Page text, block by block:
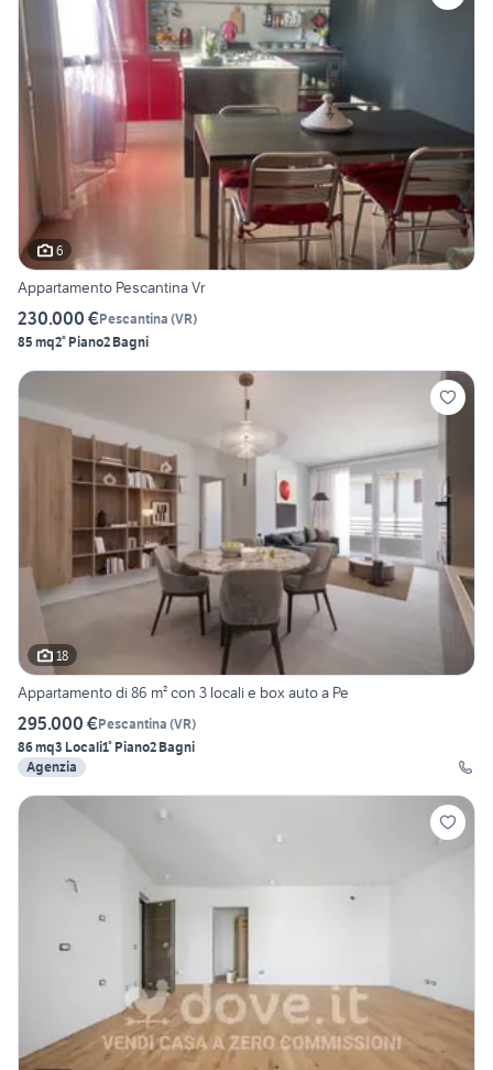
6
Appartamento Pescantina Vr
230.000 €Pescantina (VR)
85 mq2° Piano2 Bagni
18
Appartamento di 86 m² con 3 locali e box auto a Pe
295.000 €Pescantina (VR)
86 mq3 Locali1° Piano2 Bagni
Agenzia